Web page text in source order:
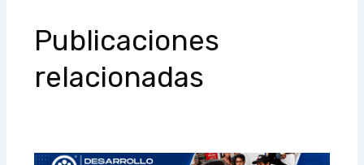
Publicaciones
relacionadas